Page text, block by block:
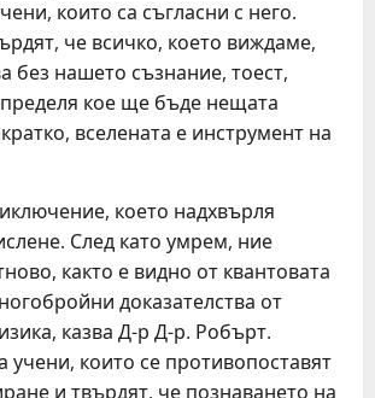
които са съгласни с него.
че всичко, което виждаме,
без нашето съзнание, тоест,
кое ще бъде нещата
вселената е инструмент на
което надхвърля
След като умрем, ние
както е видно от квантовата
доказателства от
казва Д-р Д-р. Робърт.
учени, които се противопоставят
и твърдят, че познаването на